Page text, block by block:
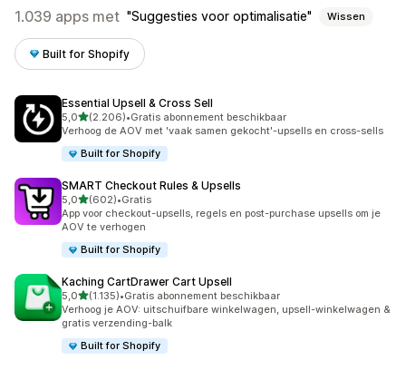
1.039 apps met Suggesties voor optimalisatie Wissen
Built for Shopify
Essential Upsell & Cross Sell
5,0van 5 sterren
(2.206)
2206 recensies in totaal
•Gratis abonnement beschikbaar
Verhoog de AOV met 'vaak samen gekocht'-upsells en cross-sells
Built for Shopify
SMART Checkout Rules & Upsells
5,0van 5 sterren
(602)
602 recensies in totaal
•Gratis
App voor checkout-upsells, regels en post-purchase upsells om je
AOV te verhogen
Built for Shopify
Kaching CartDrawer Cart Upsell
5,0van 5 sterren
(1.135)
1135 recensies in totaal
•Gratis abonnement beschikbaar
Verhoog je AOV: uitschuifbare winkelwagen, upsell-winkelwagen &
gratis verzending-balk
Built for Shopify